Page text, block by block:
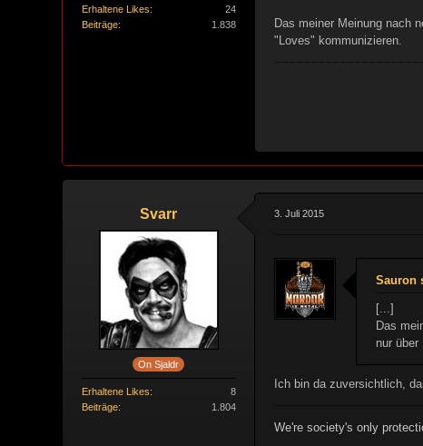
Erhaltene Likes
24
Beiträge
1.838
Das meiner Meinung nach
"Loves" kommunizieren.
Svarr
On Sjaldr
Erhaltene Likes
8
Beiträge
1.804
3. Juli 2015
Sauron
[...]
Das
nur
Ich bin da zuversichtlich,
We're society's only